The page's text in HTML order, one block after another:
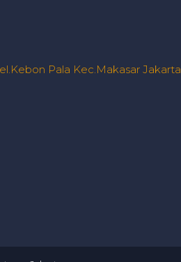
Pala Kec.Makasar Jakarta